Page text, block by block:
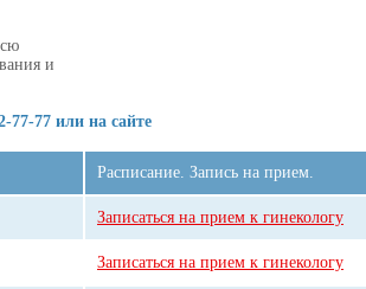
и
77-77 или на сайте
Расписание. Запись на прием.
Записаться на прием к гинекологу
Записаться на прием к гинекологу